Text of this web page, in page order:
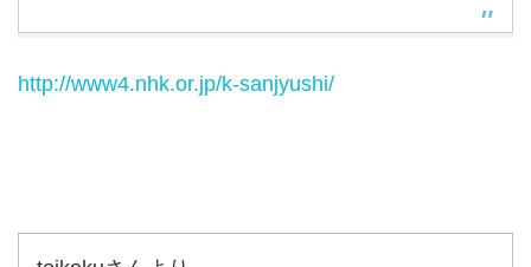
http://www4.nhk.or.jp/k-sanjyushi/